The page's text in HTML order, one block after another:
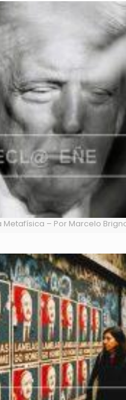
Metafísica – Por Marcelo